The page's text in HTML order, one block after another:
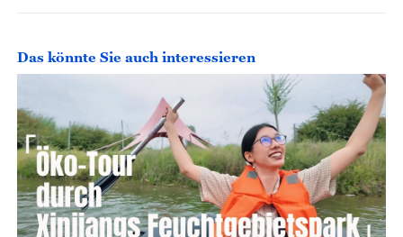
Das könnte Sie auch interessieren